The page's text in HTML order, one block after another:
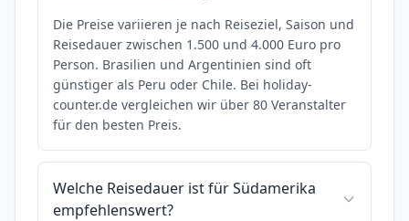
Die Preise variieren je nach Reiseziel, Saison und
Reisedauer zwischen 1.500 und 4.000 Euro pro
Person. Brasilien und Argentinien sind oft
günstiger als Peru oder Chile. Bei holiday-
counter.de vergleichen wir über 80 Veranstalter
für den besten Preis.
Welche Reisedauer ist für Südamerika
empfehlenswert?